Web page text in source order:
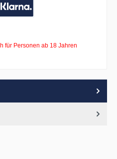
für Personen ab 18 Jahren